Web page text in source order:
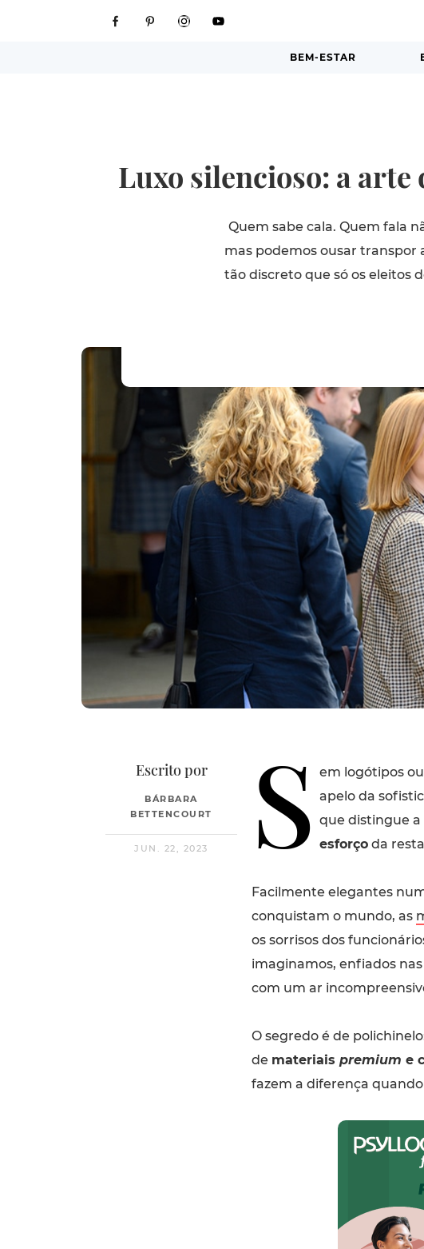
BEM-ESTAR
Luxo silencioso: a arte
Quem sabe cala. Quem fala
mas podemos ousar transpor
tão discreto que só os eleitos
Escrito por
BÁRBARA
BETTENCOURT
JUN. 22, 2023 S em logótipos
apelo da
que distingue a
esforçoda
Facilmente elegantes
conquistam o mundo, as
os sorrisos dos
imaginamos, enfiados
com um ar
O segredo é de
de materiais premium e
fazem a diferença quando